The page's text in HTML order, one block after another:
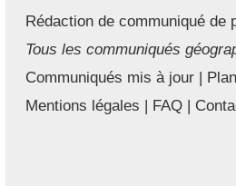
Rédaction de communiqué de
Tous les communiqués
Communiqués mis à jour |
Mentions légales | FAQ |